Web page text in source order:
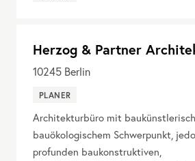
Herzog & Partner
10245 Berlin
PLANER
Architekturbüro mit
bauökologischem Schwerpunkt,
profunden baukonstruktiven,